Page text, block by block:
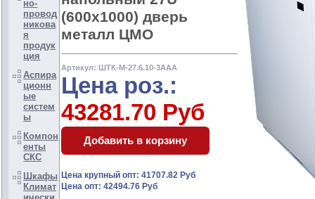
но-
провод
никова
я
продук
ция
Аспира
ционн
ые
систем
ы
Компон
енты
СКС
Шкафы
Климат
(600x1000) дверь
металл ЦМО
Артикул: ШТК-М-27.6.10-3ААА
Цена роз.:
43281.70 Руб
Цена крупный опт: 41707.82 Руб
Цена опт: 42494.76 Руб